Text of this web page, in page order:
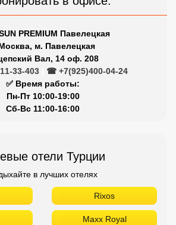
в офисе:
PREMIUM Павелецкая
Москва, м. Павелецкая
Вал, 14 оф. 208
33-403|☎ +7(925)400-04-24
отели Турции
в лучших отелях